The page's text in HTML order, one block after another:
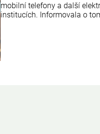
mobilní telefony a další
institucích. Informovala o